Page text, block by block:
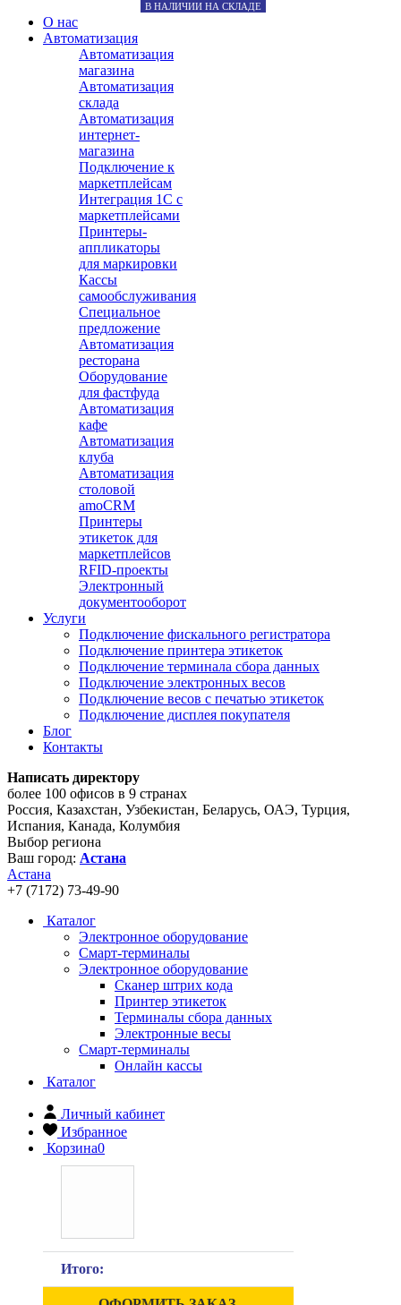
О нас
Автоматизация
Автоматизация
магазина
Автоматизация
склада
Автоматизация
интернет-
магазина
Подключение к
маркетплейсам
Интеграция 1С с
маркетплейсами
Принтеры-
аппликаторы
для маркировки
Кассы
самообслуживания
Специальное
предложение
Автоматизация
ресторана
Оборудование
для фастфуда
Автоматизация
кафе
Автоматизация
клуба
Автоматизация
столовой
amoCRM
Принтеры
этикеток для
маркетплейсов
RFID-проекты
Электронный
документооборот
Услуги
Подключение фискального регистратора
Подключение принтера этикеток
Подключение терминала сбора данных
Подключение электронных весов
Подключение весов с печатью этикеток
Подключение дисплея покупателя
Блог
Контакты
Написать директору
более 100 офисов в 9 странах
Россия, Казахстан, Узбекистан, Беларусь, ОАЭ, Турция,
Испания, Канада, Колумбия
Выбор региона
Ваш город: Астана
Астана
+7 (7172) 73-49-90
Каталог
Электронное оборудование
Смарт-терминалы
Электронное оборудование
Сканер штрих кода
Принтер этикеток
Терминалы сбора данных
Электронные весы
Смарт-терминалы
Онлайн кассы
Каталог
Личный кабинет
Избранное
Корзина0
Итого:
В НАЛИЧИИ НА СКЛАДЕ